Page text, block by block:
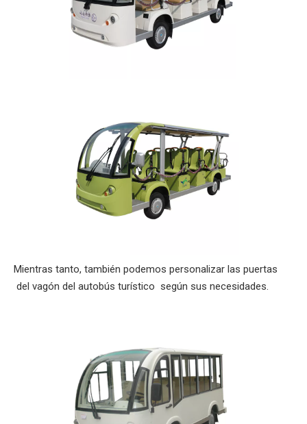
Mientras tanto, también podemos personalizar las puertas
del vagón del autobús turístico según sus necesidades.